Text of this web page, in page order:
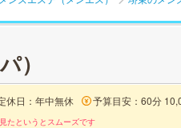
）
休日：年中無休
予算目安：60分
たというとスムーズです